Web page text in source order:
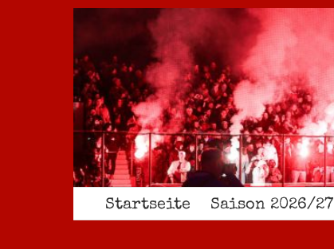
Startseite Saison 2026/27